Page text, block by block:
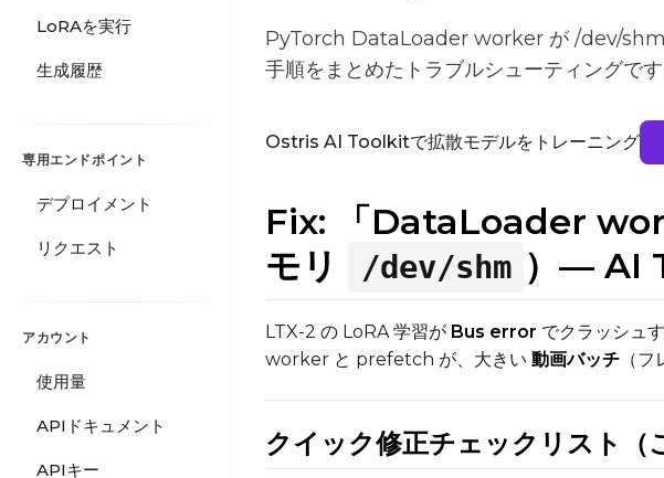
LoRAを実行
生成履歴
専用エンドポイント
デプロイメント
リクエスト
アカウント
使用量
APIドキュメント
APIキー
PyTorch DataLoader worker が /dev/shm
手順をまとめたトラブルシューティングです
Ostris AI Toolkitで拡散モデルをトレーニング
Fix: 「DataLoader
モリ
/dev/shm ）— AI
LTX-2 の LoRA 学習が Bus error でクラッシュ
worker と prefetch が、大きい 動画バッチ （
クイック修正チェックリスト（